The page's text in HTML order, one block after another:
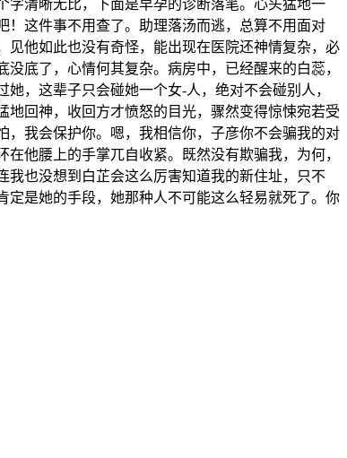
清晰无比，下面是早孕的诊断落笔。心头猛地一
这件事不用查了。助理落汤而逃，总算不用面对
他如此也没有奇怪，能出现在医院还神情复杂，必
底了，心情何其复杂。病房中，已经醒来的白蕊，
，这辈子只会碰她一个女-人，绝对不会碰别人，
回神，收回方才愤怒的目光，骤然变得惊悚宛若受
我会保护你。嗯，我相信你，子彦你不会骗我的对
他腰上的手掌兀自收紧。既然没有欺骗我，为何，
也没想到白芷会这么厉害知道我的新住址，只不
是她的手段，她那种人不可能这么轻易就死了。你